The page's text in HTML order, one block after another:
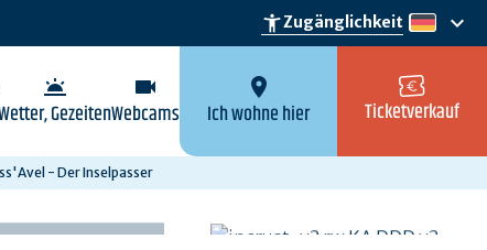
accessibility_newZugänglichkeit de
keyboard_arrow_down
wb_twilight
Gezeiten
videocam
Webcams
location_on
Ich wohne hier Ticketverkauf
- Der Inselpasser